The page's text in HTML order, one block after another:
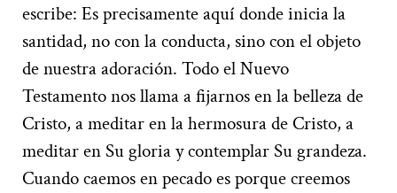
escribe: Es precisamente aquí donde inicia la
santidad, no con la conducta, sino con el objeto
de nuestra adoración. Todo el Nuevo
Testamento nos llama a fijarnos en la belleza de
Cristo, a meditar en la hermosura de Cristo, a
meditar en Su gloria y contemplar Su grandeza.
Cuando caemos en pecado es porque creemos